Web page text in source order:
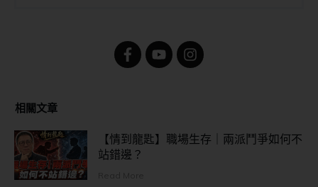
相關文章
【情到龍匙】職場生存｜兩派鬥爭如何不
站錯邊？